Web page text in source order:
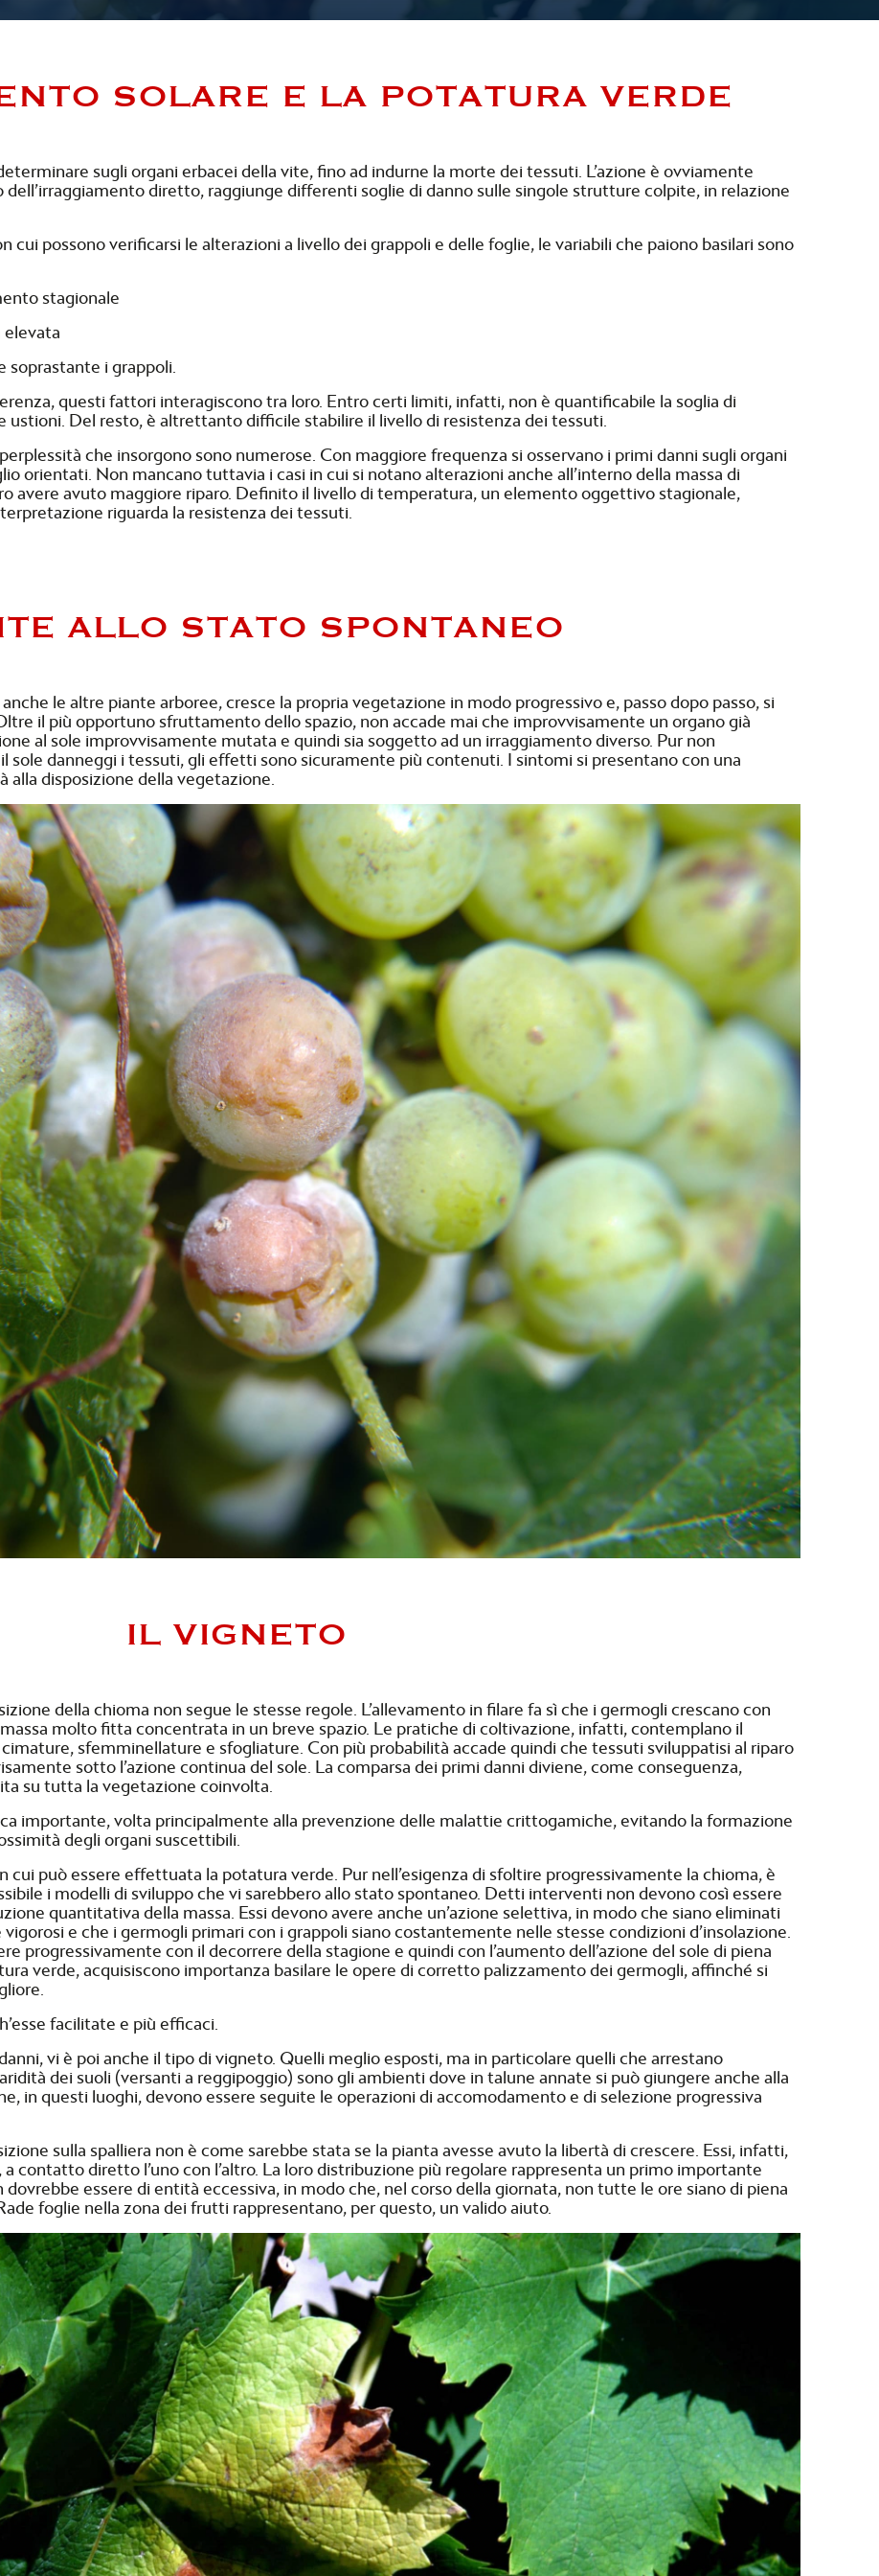
SOLARE E LA POTATURA VERDE
sugli organi erbacei della vite, fino ad indurne la morte dei tessuti. L’azione è ovviamente
dell’irraggiamento diretto, raggiunge differenti soglie di danno sulle singole strutture colpite, in relazione
cui possono verificarsi le alterazioni a livello dei grappoli e delle foglie, le variabili che paiono basilari sono
stagionale
i grappoli.
questi fattori interagiscono tra loro. Entro certi limiti, infatti, non è quantificabile la soglia di
ustioni. Del resto, è altrettanto difficile stabilire il livello di resistenza dei tessuti.
che insorgono sono numerose. Con maggiore frequenza si osservano i primi danni sugli organi
orientati. Non mancano tuttavia i casi in cui si notano alterazioni anche all’interno della massa di
avere avuto maggiore riparo. Definito il livello di temperatura, un elemento oggettivo stagionale,
riguarda la resistenza dei tessuti.
ALLO STATO SPONTANEO
le altre piante arboree, cresce la propria vegetazione in modo progressivo e, passo dopo passo, si
il più opportuno sfruttamento dello spazio, non accade mai che improvvisamente un organo già
al sole improvvisamente mutata e quindi sia soggetto ad un irraggiamento diverso. Pur non
sole danneggi i tessuti, gli effetti sono sicuramente più contenuti. I sintomi si presentano con una
disposizione della vegetazione.
IL VIGNETO
della chioma non segue le stesse regole. L’allevamento in filare fa sì che i germogli crescano con
molto fitta concentrata in un breve spazio. Le pratiche di coltivazione, infatti, contemplano il
sfemminellature e sfogliature. Con più probabilità accade quindi che tessuti sviluppatisi al riparo
sotto l’azione continua del sole. La comparsa dei primi danni diviene, come conseguenza,
su tutta la vegetazione coinvolta.
importante, volta principalmente alla prevenzione delle malattie crittogamiche, evitando la formazione
degli organi suscettibili.
può essere effettuata la potatura verde. Pur nell’esigenza di sfoltire progressivamente la chioma, è
i modelli di sviluppo che vi sarebbero allo stato spontaneo. Detti interventi non devono così essere
quantitativa della massa. Essi devono avere anche un’azione selettiva, in modo che siano eliminati
e che i germogli primari con i grappoli siano costantemente nelle stesse condizioni d’insolazione.
progressivamente con il decorrere della stagione e quindi con l’aumento dell’azione del sole di piena
verde, acquisiscono importanza basilare le opere di corretto palizzamento dei germogli, affinché si
facilitate e più efficaci.
vi è poi anche il tipo di vigneto. Quelli meglio esposti, ma in particolare quelli che arrestano
dei suoli (versanti a reggipoggio) sono gli ambienti dove in talune annate si può giungere anche alla
in questi luoghi, devono essere seguite le operazioni di accomodamento e di selezione progressiva
sulla spalliera non è come sarebbe stata se la pianta avesse avuto la libertà di crescere. Essi, infatti,
contatto diretto l’uno con l’altro. La loro distribuzione più regolare rappresenta un primo importante
essere di entità eccessiva, in modo che, nel corso della giornata, non tutte le ore siano di piena
foglie nella zona dei frutti rappresentano, per questo, un valido aiuto.